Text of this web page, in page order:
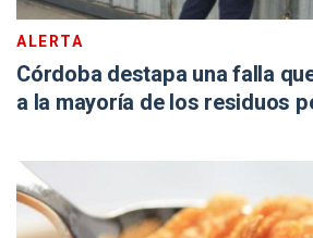
ALERTA
Córdoba destapa una falla
a la mayoría de los residuos